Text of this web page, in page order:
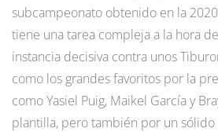
subcampeonato obtenido en la
tiene una tarea compleja a la hora
instancia decisiva contra unos
como los grandes favoritos por la
como Yasiel Puig, Maikel García y
plantilla, pero también por un